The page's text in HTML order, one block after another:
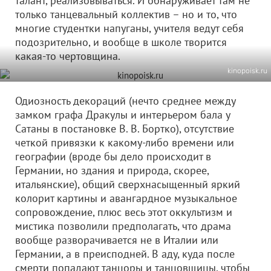
только танцевальный коллектив – но и то, что
многие студентки напуганы, учителя ведут себя
подозрительно, и вообще в школе творится
какая-то чертовщина.
kinopoisk.ru
Одиозность декораций (нечто среднее между
замком графа Дракулы и интерьером бала у
Сатаны в постановке В. В. Бортко), отсутствие
четкой привязки к какому-либо времени или
географии (вроде бы дело происходит в
Германии, но здания и природа, скорее,
итальянские), общий сверхнасыщенный яркий
колорит картины и авангардное музыкальное
сопровождение, плюс весь этот оккультизм и
мистика позволили предполагать, что драма
вообще разворачивается не в Италии или
Германии, а в преисподней. В аду, куда после
смерти попадают танцоры и танцовщицы, чтобы